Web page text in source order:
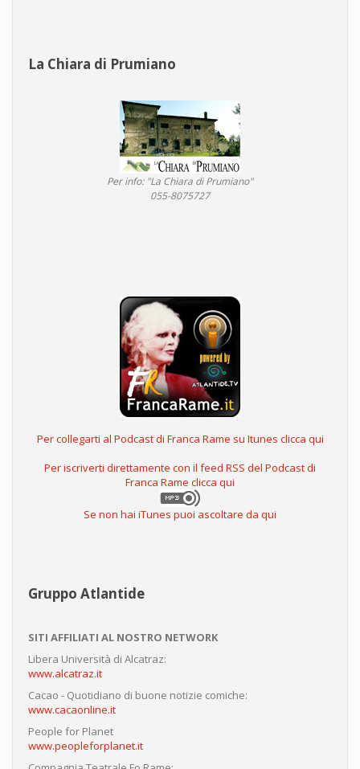
La Chiara di Prumiano
Per info: "La Chiara di Prumiano"
055-8075727
Per collegarti al Podcast di Franca Rame su Itunes clicca qui
Per iscriverti direttamente con il feed RSS del Podcast di
Franca Rame clicca qui
Se non hai iTunes puoi ascoltare da qui
Gruppo Atlantide
SITI AFFILIATI AL NOSTRO NETWORK
Libera Università di Alcatraz:
www.alcatraz.it
Cacao - Quotidiano di buone notizie comiche:
www.cacaonline.it
People for Planet
www.peopleforplanet.it